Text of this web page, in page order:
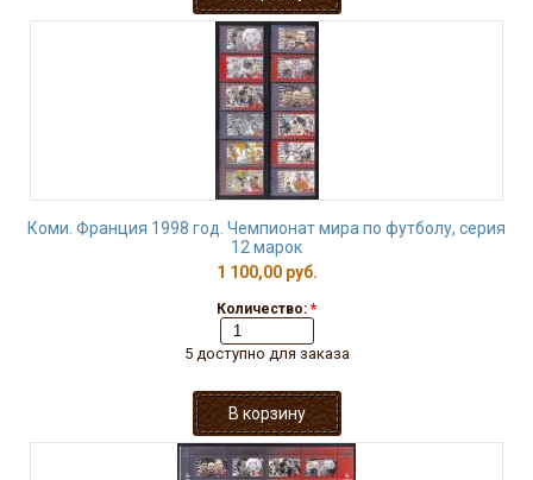
Коми. Франция 1998 год. Чемпионат мира по футболу, серия
12 марок
1 100,00 руб.
Количество: *
5 доступно для заказа